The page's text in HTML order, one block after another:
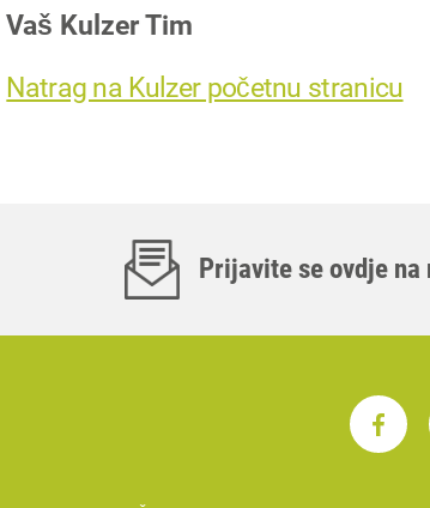
Vaš Kulzer Tim
Natrag na Kulzer početnu stranicu
Prijavite se ovdje